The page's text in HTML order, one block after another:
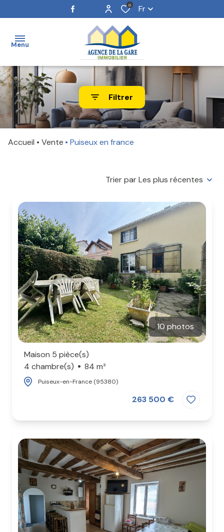
0 Fr
Menu
ACCUEIL
NOS
BIENS
ESTIMATION
ALERTE
E-MAIL
CONTACT
Filtrer
Accueil Vente Puiseux en france
Trier par Les plus récentes
10 photos
Maison 5 pièce(s)
4 chambre(s)
84 m²
Puiseux-en-France (95380)
263 500 €